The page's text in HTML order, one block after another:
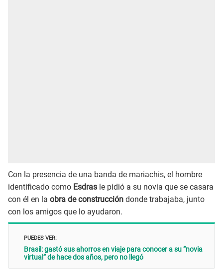
Con la presencia de una banda de mariachis, el hombre
identificado como Esdras le pidió a su novia que se casara
con él en la obra de construcción donde trabajaba, junto
con los amigos que lo ayudaron.
PUEDES VER:
Brasil: gastó sus ahorros en viaje para conocer a su “novia
virtual” de hace dos años, pero no llegó